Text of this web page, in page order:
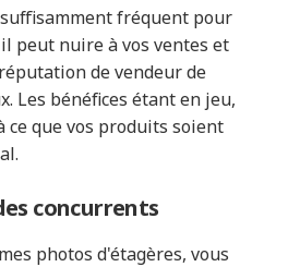
fréquent pour
peut nuire à vos ventes et
de vendeur de
Les bénéfices étant en jeu,
ce que vos produits soient
concurrents
photos d'étagères, vous